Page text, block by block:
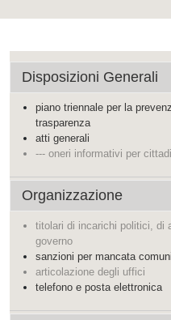
Disposizioni Generali
piano triennale per la
trasparenza
atti generali
--- oneri informativi per
Organizzazione
titolari di incarichi politici, di
governo
sanzioni per mancata
articolazione degli uffici
telefono e posta elettronica